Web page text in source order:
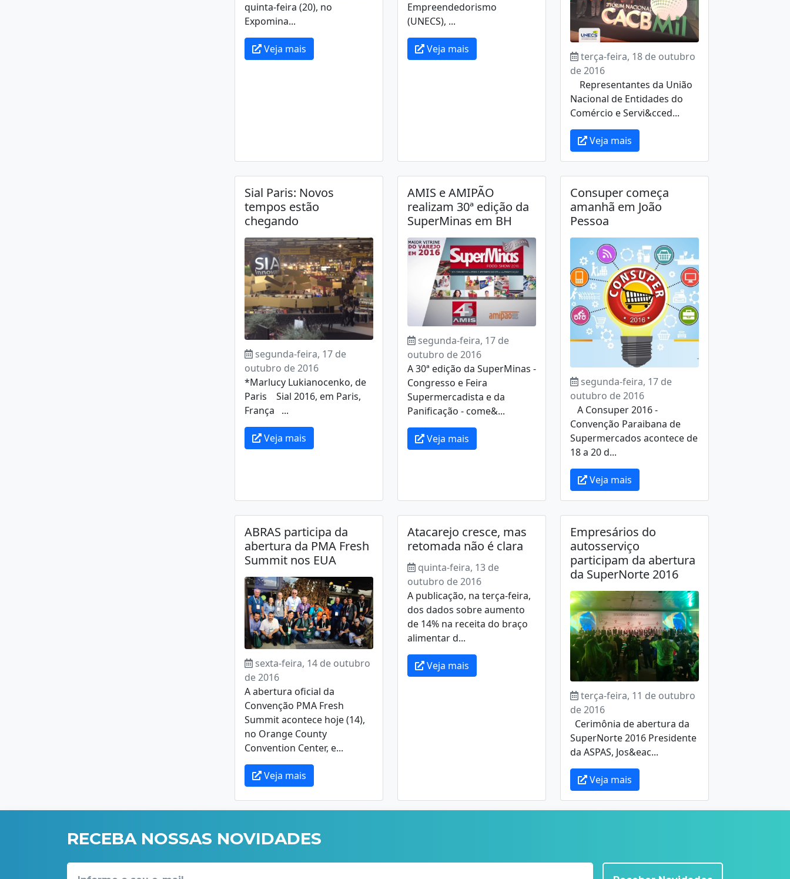
quinta-feira (20), no
Expomina...
Veja mais
Empreendedorismo
(UNECS), ...
Veja mais
terça-feira, 18 de outubro
de 2016
Representantes da União
Nacional de Entidades do
Comércio e Servi&cced...
Veja mais
Sial Paris: Novos
tempos estão
chegando
segunda-feira, 17 de
outubro de 2016
*Marlucy Lukianocenko, de
Paris Sial 2016, em Paris,
França ...
Veja mais
AMIS e AMIPÃO
realizam 30ª edição da
SuperMinas em BH
segunda-feira, 17 de
outubro de 2016
A 30ª edição da SuperMinas -
Congresso e Feira
Supermercadista e da
Panificação - come&...
Veja mais
Consuper começa
amanhã em João
Pessoa
segunda-feira, 17 de
outubro de 2016
A Consuper 2016 -
Convenção Paraibana de
Supermercados acontece de
18 a 20 d...
Veja mais
ABRAS participa da
abertura da PMA Fresh
Summit nos EUA
sexta-feira, 14 de outubro
de 2016
A abertura oficial da
Convenção PMA Fresh
Summit acontece hoje (14),
no Orange County
Convention Center, e...
Veja mais
Atacarejo cresce, mas
retomada não é clara
quinta-feira, 13 de
outubro de 2016
A publicação, na terça-feira,
dos dados sobre aumento
de 14% na receita do braço
alimentar d...
Veja mais
Empresários do
autosserviço
participam da abertura
da SuperNorte 2016
terça-feira, 11 de outubro
de 2016
Cerimônia de abertura da
SuperNorte 2016 Presidente
da ASPAS, Jos&eac...
Veja mais
RECEBA NOSSAS NOVIDADES